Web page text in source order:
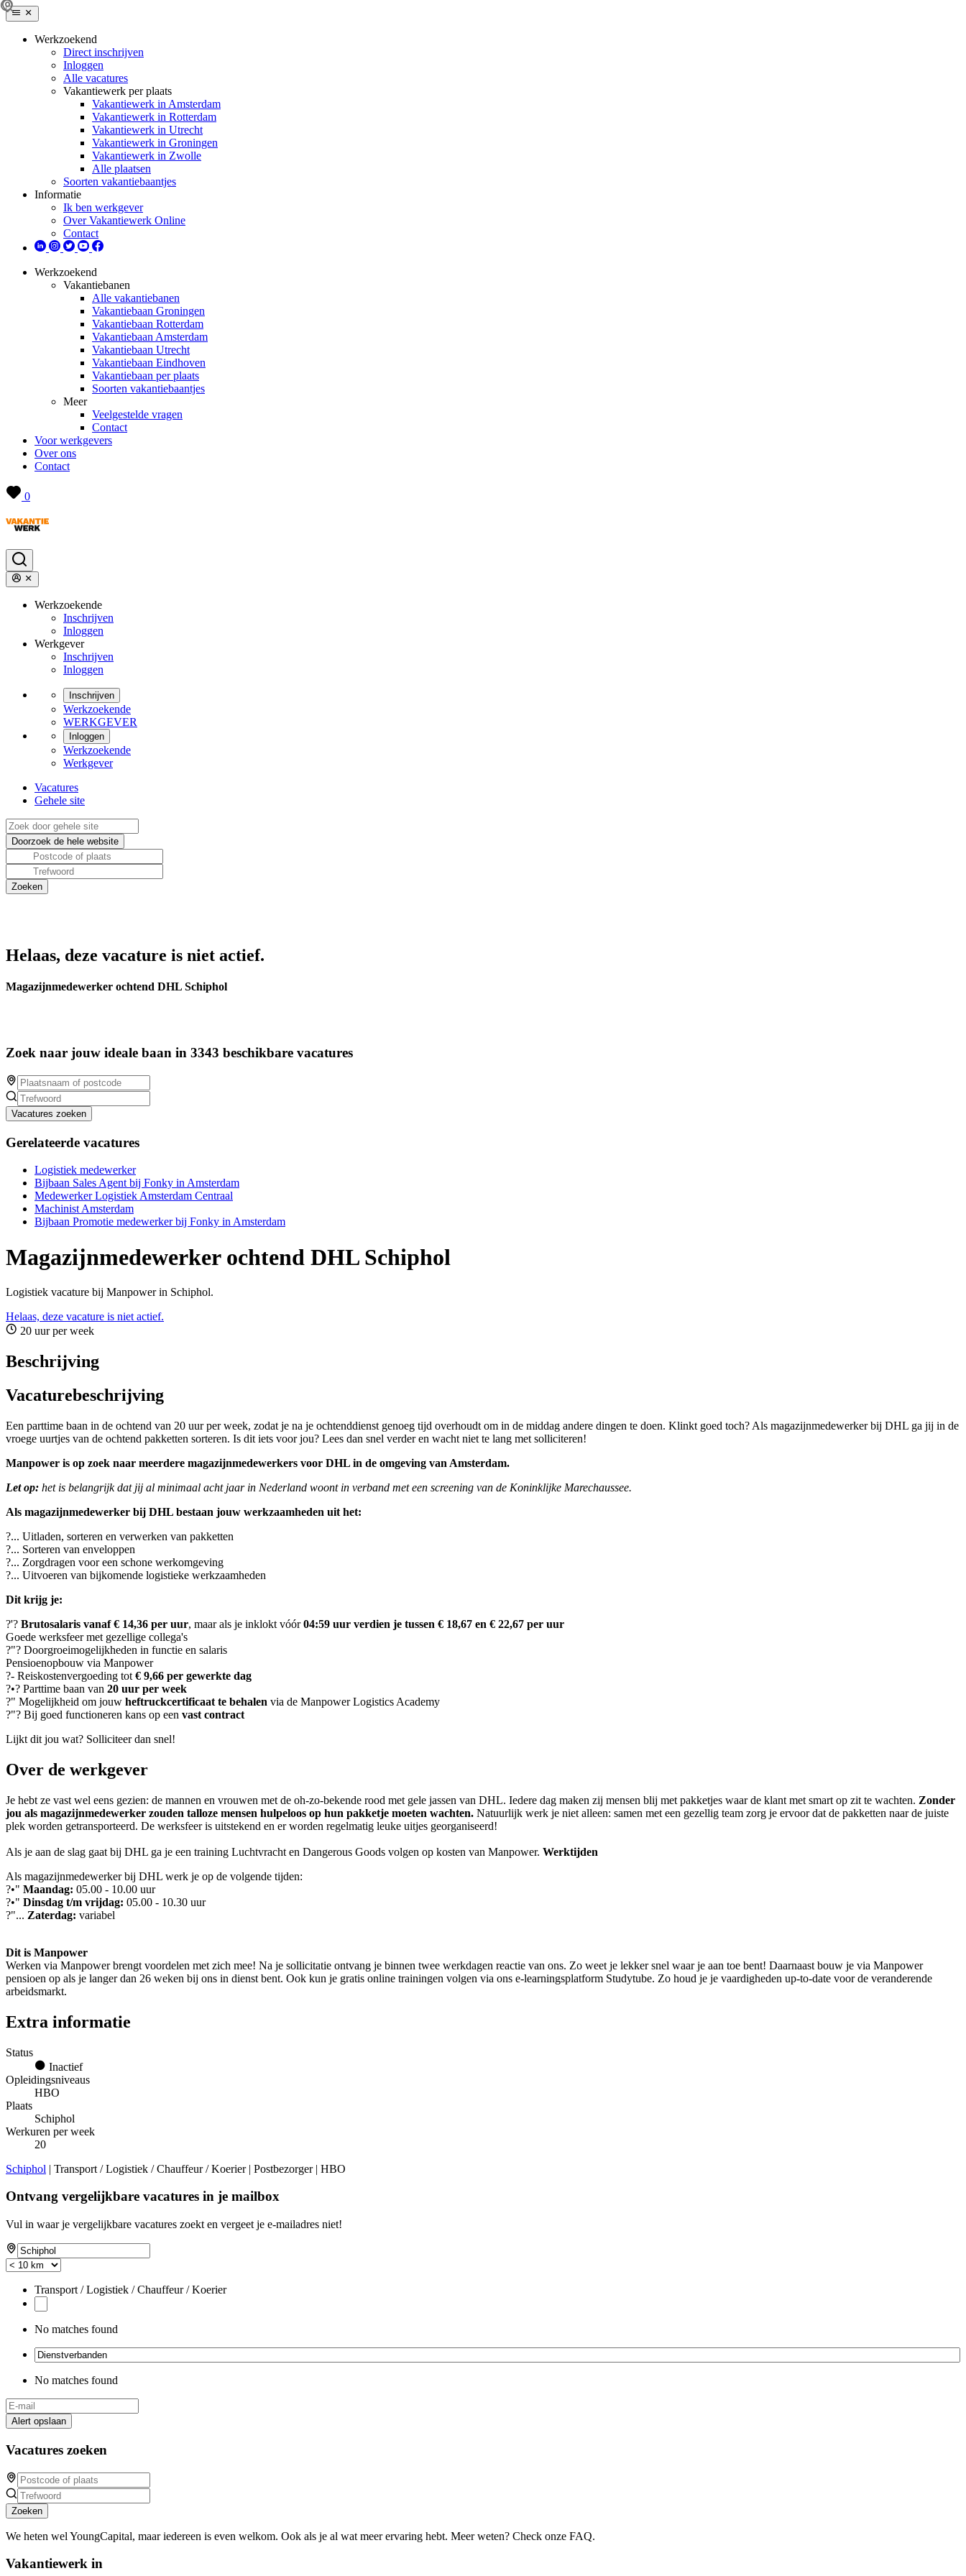
Werkzoekend
Direct inschrijven
Inloggen
Alle vacatures
Vakantiewerk per plaats
Vakantiewerk in Amsterdam
Vakantiewerk in Rotterdam
Vakantiewerk in Utrecht
Vakantiewerk in Groningen
Vakantiewerk in Zwolle
Alle plaatsen
Soorten vakantiebaantjes
Informatie
Ik ben werkgever
Over Vakantiewerk Online
Contact
Werkzoekend
Vakantiebanen
Alle vakantiebanen
Vakantiebaan Groningen
Vakantiebaan Rotterdam
Vakantiebaan Amsterdam
Vakantiebaan Utrecht
Vakantiebaan Eindhoven
Vakantiebaan per plaats
Soorten vakantiebaantjes
Meer
Veelgestelde vragen
Contact
Voor werkgevers
Over ons
Contact
0
Werkzoekende
Inschrijven
Inloggen
Werkgever
Inschrijven
Inloggen
Inschrijven
Werkzoekende
WERKGEVER
Inloggen
Werkzoekende
Werkgever
Vacatures
Gehele site
Helaas, deze vacature is niet actief.
Magazijnmedewerker ochtend DHL Schiphol
Zoek naar jouw ideale baan in 3343 beschikbare vacatures
Vacatures zoeken
Gerelateerde vacatures
Logistiek medewerker
Bijbaan Sales Agent bij Fonky in Amsterdam
Medewerker Logistiek Amsterdam Centraal
Machinist Amsterdam
Bijbaan Promotie medewerker bij Fonky in Amsterdam
Magazijnmedewerker ochtend DHL Schiphol
Logistiek vacature bij Manpower in Schiphol.
Helaas, deze vacature is niet actief.
20 uur per week
Beschrijving
Vacaturebeschrijving
Een parttime baan in de ochtend van 20 uur per week, zodat je na je ochtenddienst genoeg tijd overhoudt om in de middag andere dingen te doen. Klinkt goed toch? Als magazijnmedewerker bij DHL ga jij in de
vroege uurtjes van de ochtend pakketten sorteren. Is dit iets voor jou? Lees dan snel verder en wacht niet te lang met solliciteren!
Manpower is op zoek naar meerdere magazijnmedewerkers voor DHL in de omgeving van Amsterdam.
Let op: het is belangrijk dat jij al minimaal acht jaar in Nederland woont in verband met een screening van de Koninklijke Marechaussee.
Als magazijnmedewerker bij DHL bestaan jouw werkzaamheden uit het:
?... Uitladen, sorteren en verwerken van pakketten
?... Sorteren van enveloppen
?... Zorgdragen voor een schone werkomgeving
?... Uitvoeren van bijkomende logistieke werkzaamheden
Dit krijg je:
?'? Brutosalaris vanaf € 14,36 per uur, maar als je inklokt vóór04:59 uur verdien je tussen € 18,67 en € 22,67 per uur
Goede werksfeer met gezellige collega's
?"? Doorgroeimogelijkheden in functie en salaris
Pensioenopbouw via Manpower
?- Reiskostenvergoeding tot € 9,66 per gewerkte dag
?•? Parttime baan van 20 uur per week
?" Mogelijkheid om jouw heftruckcertificaat te behalen via de Manpower Logistics Academy
?"? Bij goed functioneren kans op een vast contract
Lijkt dit jou wat? Solliciteer dan snel!
Over de werkgever
Je hebt ze vast wel eens gezien: de mannen en vrouwen met de oh-zo-bekende rood met gele jassen van DHL. Iedere dag maken zij mensen blij met pakketjes waar de klant met smart op zit te wachten. Zonder
jou als magazijnmedewerker zouden talloze mensen hulpeloos op hun pakketje moeten wachten. Natuurlijk werk je niet alleen: samen met een gezellig team zorg je ervoor dat de pakketten naar de juiste
plek worden getransporteerd. De werksfeer is uitstekend en er worden regelmatig leuke uitjes georganiseerd!
Als je aan de slag gaat bij DHL ga je een training Luchtvracht en Dangerous Goods volgen op kosten van Manpower. Werktijden
Als magazijnmedewerker bij DHL werk je op de volgende tijden:
?•" Maandag: 05.00 - 10.00 uur
?•" Dinsdag t/m vrijdag: 05.00 - 10.30 uur
?"... Zaterdag: variabel
Dit is Manpower
Werken via Manpower brengt voordelen met zich mee! Na je sollicitatie ontvang je binnen twee werkdagen reactie van ons. Zo weet je lekker snel waar je aan toe bent! Daarnaast bouw je via Manpower
pensioen op als je langer dan 26 weken bij ons in dienst bent. Ook kun je gratis online trainingen volgen via ons e-learningsplatform Studytube. Zo houd je je vaardigheden up-to-date voor de veranderende
arbeidsmarkt.
Extra informatie
Status
Inactief
Opleidingsniveaus
HBO
Plaats
Schiphol
Werkuren per week
20
Schiphol | Transport / Logistiek / Chauffeur / Koerier | Postbezorger | HBO
Ontvang vergelijkbare vacatures in je mailbox
Vul in waar je vergelijkbare vacatures zoekt en vergeet je e-mailadres niet!
Transport / Logistiek / Chauffeur / Koerier
No matches found
No matches found
Alert opslaan
Vacatures zoeken
Zoeken
We heten wel YoungCapital, maar iedereen is even welkom. Ook als je al wat meer ervaring hebt. Meer weten? Check onze FAQ.
Vakantiewerk in